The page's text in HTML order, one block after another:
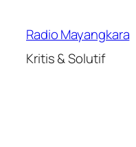
Radio Mayangkara
Kritis & Solutif